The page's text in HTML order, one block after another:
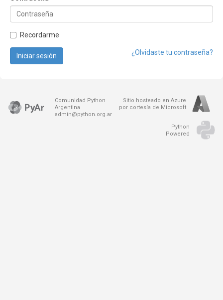
Recordarme
¿Olvidaste tu contraseña?
Iniciar sesión
Comunidad Python
Argentina
admin@python.org.ar
Sitio hosteado en Azure
por cortesía de Microsoft
Python
Powered